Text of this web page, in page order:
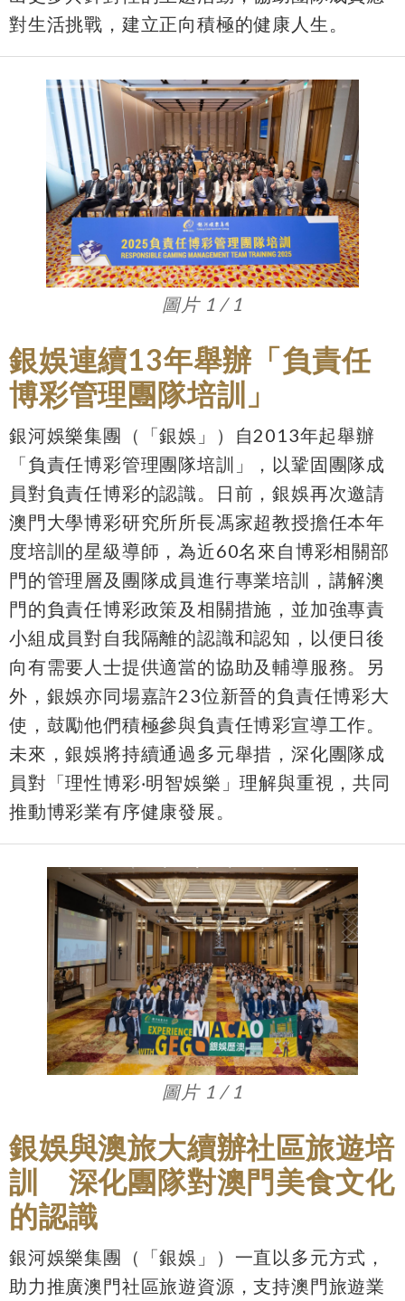
對生活挑戰，建立正向積極的健康人生。
圖片 1 / 1
銀娛連續13年舉辦「負責任
博彩管理團隊培訓」
銀河娛樂集團（「銀娛」）自2013年起舉辦
「負責任博彩管理團隊培訓」，以鞏固團隊成
員對負責任博彩的認識。日前，銀娛再次邀請
澳門大學博彩研究所所長馮家超教授擔任本年
度培訓的星級導師，為近60名來自博彩相關部
門的管理層及團隊成員進行專業培訓，講解澳
門的負責任博彩政策及相關措施，並加強專責
小組成員對自我隔離的認識和認知，以便日後
向有需要人士提供適當的協助及輔導服務。另
外，銀娛亦同場嘉許23位新晉的負責任博彩大
使，鼓勵他們積極參與負責任博彩宣導工作。
未來，銀娛將持續通過多元舉措，深化團隊成
員對「理性博彩‧明智娛樂」理解與重視，共同
推動博彩業有序健康發展。
圖片 1 / 1
銀娛與澳旅大續辦社區旅遊培
訓 深化團隊對澳門美食文化
的認識
銀河娛樂集團（「銀娛」）一直以多元方式，
助力推廣澳門社區旅遊資源，支持澳門旅遊業